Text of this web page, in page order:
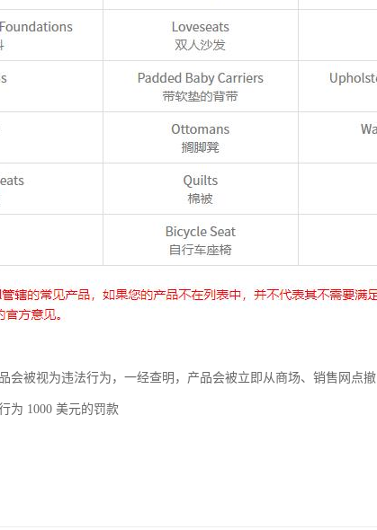
会被视为违法行为，一经查明，产品会被立即从商场、销售网点撤
为 1000 美元的罚款